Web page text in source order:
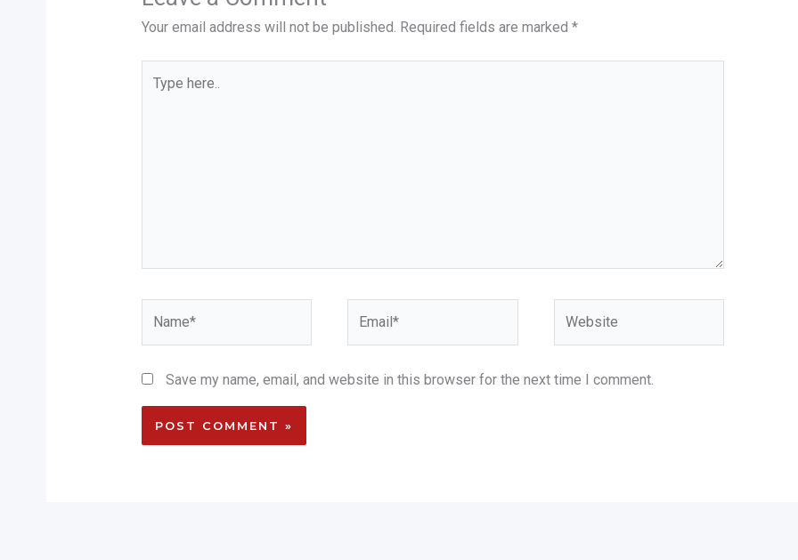
Your email address will not be published. Required fields are marked *
here..
Save my name, email, and website in this browser for the next time I comment.